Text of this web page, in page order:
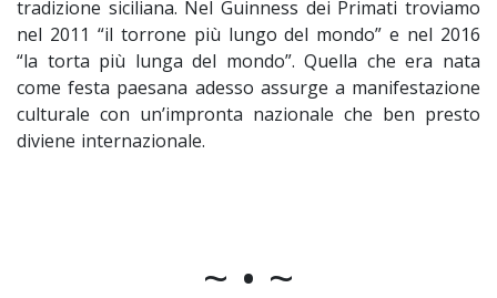
tradizione siciliana. Nel Guinness dei Primati troviamo
nel 2011 “il torrone più lungo del mondo” e nel 2016
“la torta più lunga del mondo”. Quella che era nata
come festa paesana adesso assurge a manifestazione
culturale con un’impronta nazionale che ben presto
diviene internazionale.
~ • ~